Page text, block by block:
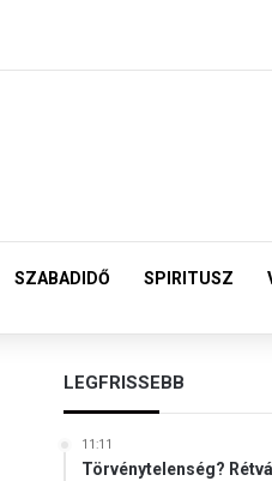
SZABADIDŐ SPIRITUSZ
LEGFRISSEBB
11:11
Törvénytelenség?